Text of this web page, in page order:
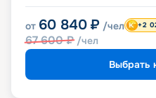
от 60 840 ₽ /чел
67 600₽ /чел
+2
Выбрать